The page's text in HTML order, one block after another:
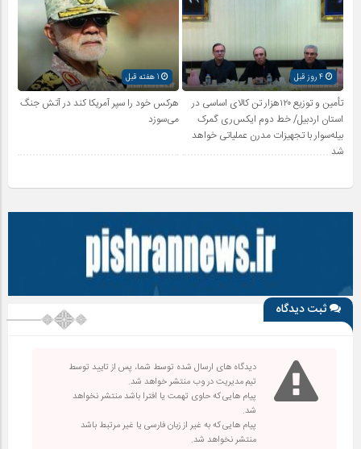
4 روز قبل
تأمین و توزیع ۱۲۰هزار تن کالای اساسی در
استان اردبیل/ خط دوم ایکس‌ری گمرک
بیله‌سوار با تجهیزات مدرن عملیاتی خواهد
شد
هرکس خود را سپر آمریکا کند در آتش جنگ
می‌سوزد
ثبت دیدگاه
دیدگاه های ارسال شده توسط شما، پس از تایید توسط
تیم مدیریت در وب منتشر خواهد شد.
پیام هایی که حاوی تهمت یا افترا باشد منتشر نخواهد
شد.
پیام هایی که به غیر از زبان فارسی یا غیر مرتبط باشد
منتشر نخواهد شد.